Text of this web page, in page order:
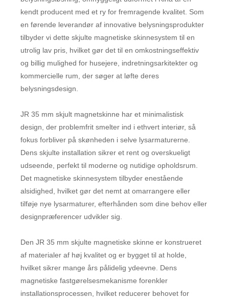
kendt producent med et ry for fremragende kvalitet. Som
en førende leverandør af innovative belysningsprodukter
tilbyder vi dette skjulte magnetiske skinnesystem til en
utrolig lav pris, hvilket gør det til en omkostningseffektiv
og billig mulighed for husejere, indretningsarkitekter og
kommercielle rum, der søger at løfte deres
belysningsdesign.
JR 35 mm skjult magnetskinne har et minimalistisk
design, der problemfrit smelter ind i ethvert interiør, så
fokus forbliver på skønheden i selve lysarmaturerne.
Dens skjulte installation sikrer et rent og overskueligt
udseende, perfekt til moderne og nutidige opholdsrum.
Det magnetiske skinnesystem tilbyder enestående
alsidighed, hvilket gør det nemt at omarrangere eller
tilføje nye lysarmaturer, efterhånden som dine behov eller
designpræferencer udvikler sig.
Den JR 35 mm skjulte magnetiske skinne er konstrueret
af materialer af høj kvalitet og er bygget til at holde,
hvilket sikrer mange års pålidelig ydeevne. Dens
magnetiske fastgørelsesmekanisme forenkler
installationsprocessen, hvilket reducerer behovet for